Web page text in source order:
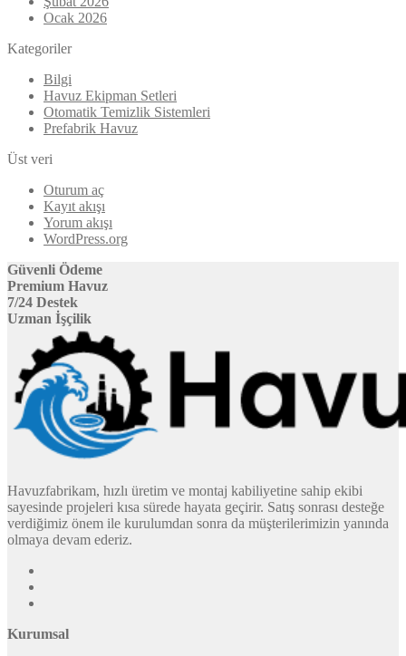
Ocak 2026
Kategoriler
Bilgi
Havuz Ekipman Setleri
Otomatik Temizlik Sistemleri
Prefabrik Havuz
Üst veri
Oturum aç
Kayıt akışı
Yorum akışı
WordPress.org
Güvenli Ödeme
Premium Havuz
7/24 Destek
Uzman İşçilik
Havuzfabrikam, hızlı üretim ve montaj kabiliyetine sahip ekibi
sayesinde projeleri kısa sürede hayata geçirir. Satış sonrası desteğe
verdiğimiz önem ile kurulumdan sonra da müşterilerimizin yanında
olmaya devam ederiz.
Kurumsal